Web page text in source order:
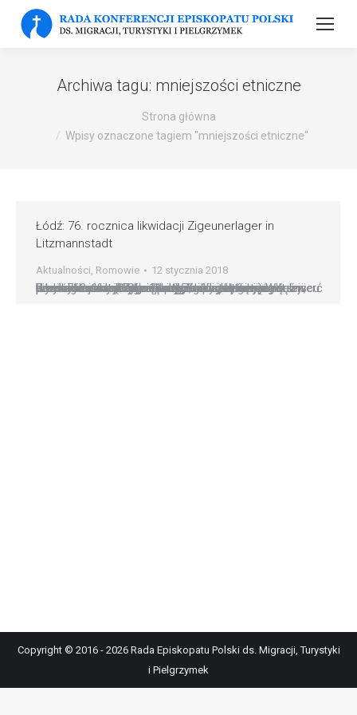
Archiwa tagu: mniejszości etniczne
Strona główna
Wpisy oznaczone tagiem "mniejszości etniczne"
Łódź: 76. rocznica likwidacji Zigeunerlager in
Litzmannstadt
Aktualności, Romowie 12 stycznia 2018
Łódź: 76. rocznica likwidacji Zigeunerlager in Litzmannstadt (obóz dla cyganów w Łodzi) W miejscu dawnego obozu cygańskiego, który był częścią Litzmannstadt-Getto 11 stycznia upamiętniono śmierć Romów ? ofiar okupacji niemieckiej, którzy zginęli w wyniku likwidacji Zigeunerlager in Litzmannstadt. Uroczystości odbyły się przy budynku dawnej Kuźni, przy której znajduje się tablica upamiętniająca pomordowanych Romów. W Kuźni…
Copyright © 2016 - 2026 Rada Episkopatu Polski ds. Migracji, Turystyki
i Pielgrzymek